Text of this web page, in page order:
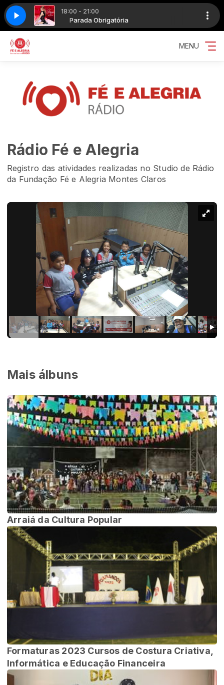
18:00 - 21:00
Parada Obrigatória
CRY FERGIE - BIG GIRLS DONT CRY
MENU
Rádio Fé e Alegria
Registro das atividades realizadas no Studio de Rádio
da Fundação Fé e Alegria Montes Claros
Mais álbuns
Arraiá da Cultura Popular
Formaturas 2023 Cursos de Costura Criativa,
Informática e Educação Financeira